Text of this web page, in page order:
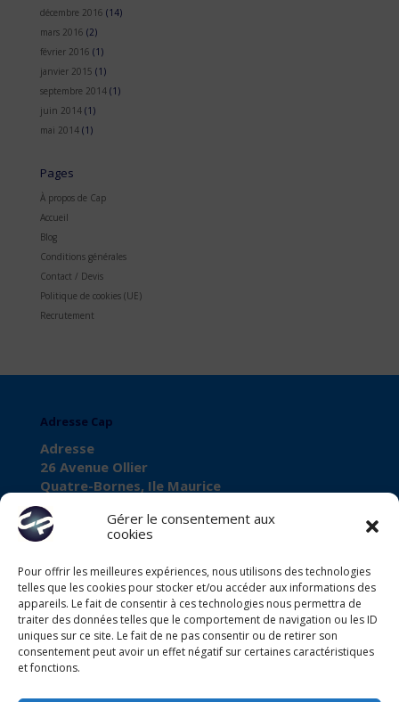
Gérer le consentement aux
cookies
Pour offrir les meilleures expériences, nous utilisons des technologies
telles que les cookies pour stocker et/ou accéder aux informations des
appareils. Le fait de consentir à ces technologies nous permettra de
traiter des données telles que le comportement de navigation ou les ID
uniques sur ce site. Le fait de ne pas consentir ou de retirer son
consentement peut avoir un effet négatif sur certaines caractéristiques
et fonctions.
décembre 2016 (14)
mars 2016 (2)
février 2016 (1)
janvier 2015 (1)
septembre 2014(1)
juin 2014(1)
mai 2014(1)
Pages
À propos de Cap
Accueil
Blog
Conditions générales
Contact / Devis
Politique de cookies (UE)
Recrutement
Adresse Cap
Adresse
26 Avenue Ollier
Quatre-Bornes, Ile Maurice
À propos de Cap
Business Registration Number
C11102568
VAT Number
VAT27080028